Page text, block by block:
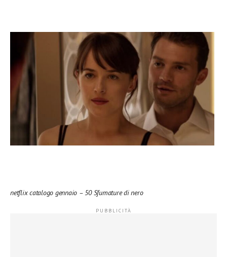
netflix catalogo gennaio – 50 Sfumature di nero